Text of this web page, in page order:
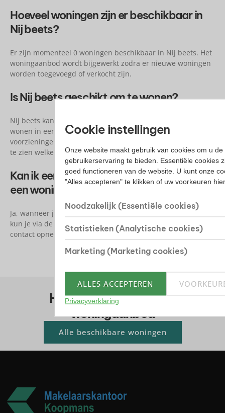
Hoeveel woningen zijn er beschikbaar in
Nij beets?
Er zijn momenteel 0 woningen beschikbaar in Nij beets. Het
woningaanbod wordt bijgewerkt zodra er nieuwe woningen
worden toegevoegd of verkocht zijn.
Is Nij beets geschikt om te wonen?
Nij beets kan interessant zijn voor woningzoekers die willen
wonen in een plaats met een eigen karakter en
voorzieningen in de omgeving. Bekijk het actuele aanbod om
te zien welke woningen beschikbaar zijn.
Kan ik een bezichtiging aanvragen voor
een woning in Nij beets?
Ja, wanneer je interesse hebt in een woning in Nij beets,
kun je via de woningpagina meer informatie bekijken en
contact opnemen voor een bezichtiging.
Huis kopen? Bekijk ons
woningaanbod
Alle beschikbare woningen
Cookie instellingen
Onze website maakt gebruik van cookies om u
gebruikerservaring te bieden. Essentiële cookies
goed functioneren van de website. U kunt onze
"Alles accepteren" te klikken of uw voorkeuren
Noodzakelijk (Essentiële cookies)
Statistieken (Analytische cookies)
Marketing (Marketing cookies)
ALLES ACCEPTEREN
Privacyverklaring